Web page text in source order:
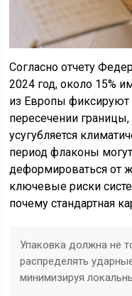
Согласно отчету
2024 год, около 15%
из Европы
пересечении
усугубляется
период флаконы
деформироваться от
ключевые риски
почему стандартная
Упаковка должна не
распределять
минимизируя